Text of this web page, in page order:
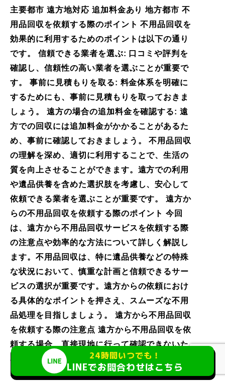
主要都市 遠方地対応 追加料金あり 地方都市 不
用品回収を依頼する際のポイント 不用品回収を
効果的に利用するためのポイントは以下の通り
です。 信頼できる業者を選ぶ: 口コミや評判を
確認し、信頼性の高い業者を選ぶことが重要で
す。 事前に見積もりを取る: 料金体系を明確に
するためにも、事前に見積もりを取っておきま
しょう。 遠方の場合の追加料金を確認する: 遠
方での回収には追加料金がかかることがあるた
め、事前に確認しておきましょう。 不用品回収
の理解を深め、適切に利用することで、生活の
質を向上させることができます。遠方での利用
や遺品供養を含めた選択肢を考慮し、安心して
依頼できる業者を選ぶことが重要です。 遠方か
らの不用品回収を依頼する際のポイント 今回
は、遠方から不用品回収サービスを依頼する際
の注意点や効率的な方法について詳しく解説し
ます。不用品回収は、特に遺品供養などの特殊
な状況において、慎重な計画と信頼できるサー
ビスの選択が重要です。遠方からの依頼におけ
る具体的なポイントを押さえ、スムーズな不用
品処理を目指しましょう。 遠方から不用品回収
を依頼する際の注意点 遠方から不用品回収を依
頼する場合、直接現地に行って確認できないた
め、事前の情報収集が重要です。まず、サービ
スを提供している業者の評判をオンラインレビ
24時間いつでも！
LINEでお問合わせはこちら